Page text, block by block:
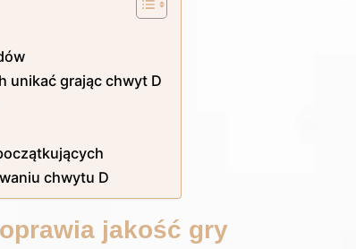
unikać grając chwyt D
chwytu D
jakość gry